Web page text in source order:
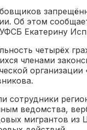
Об этом
Екатерину
четырёх
членами
организации
сотрудники
ведомства,
мигрантов из